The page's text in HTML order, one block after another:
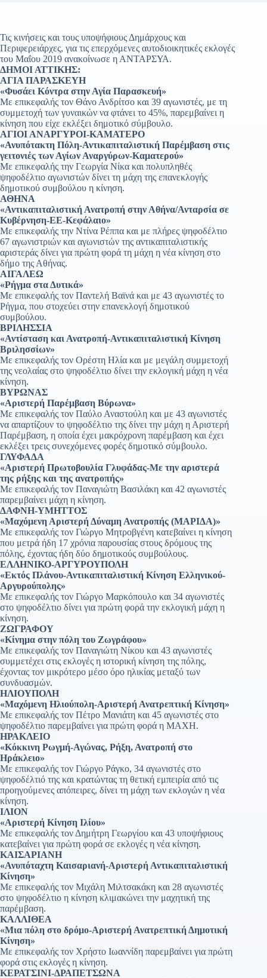
Τις κινήσεις και τους υποψήφιους Δημάρχους και
Περιφερειάρχες, για τις επερχόμενες αυτοδιοικητικές εκλογές
του Μαΐου 2019 ανακοίνωσε η ΑΝΤΑΡΣΥΑ.
ΔΗΜΟΙ ΑΤΤΙΚΗΣ:
ΑΓΙΑ ΠΑΡΑΣΚΕΥΗ
«Φυσάει Κόντρα στην Αγία Παρασκευή»
Με επικεφαλής τον Θάνο Ανδρίτσο και 39 αγωνιστές, με τη
συμμετοχή των γυναικών να φτάνει το 45%, παρεμβαίνει η
κίνηση που είχε εκλέξει δημοτικό σύμβουλο.
ΑΓΙΟΙ ΑΝΑΡΓΥΡΟΙ-ΚΑΜΑΤΕΡΟ
«Ανυπότακτη Πόλη-Αντικαπιταλιστική Παρέμβαση στις
γειτονιές των Αγίων Αναργύρων-Καματερού»
Με επικεφαλής την Γεωργία Νίκα και πολυπληθές
ψηφοδέλτιο αγωνιστών δίνει τη μάχη της επανεκλογής
δημοτικού συμβούλου η κίνηση.
ΑΘΗΝΑ
«Αντικαπιταλιστική Ανατροπή στην Αθήνα/Ανταρσία σε
Κυβέρνηση-ΕΕ-Κεφάλαιο»
Με επικεφαλής την Ντίνα Ρέππα και με πλήρες ψηφοδέλτιο
67 αγωνιστριών και αγωνιστών της αντικαπιταλιστικής
αριστεράς δίνει για πρώτη φορά τη μάχη η νέα κίνηση στο
δήμο της Αθήνας.
ΑΙΓΑΛΕΩ
«Ρήγμα στα Δυτικά»
Με επικεφαλής τον Παντελή Βαϊνά και με 43 αγωνιστές το
Ρήγμα, που στοχεύει στην επανεκλογή δημοτικού
συμβούλου.
ΒΡΙΛΗΣΣΙΑ
«Αντίσταση και Ανατροπή-Αντικαπιταλιστική Κίνηση
Βριλησσίων»
Με επικεφαλής τον Ορέστη Ηλία και με μεγάλη συμμετοχή
της νεολαίας στο ψηφοδέλτιο δίνει την εκλογική μάχη η νέα
κίνηση.
ΒΥΡΩΝΑΣ
«Αριστερή Παρέμβαση Βύρωνα»
Με επικεφαλής τον Παύλο Αναστούλη και με 43 αγωνιστές
να απαρτίζουν το ψηφοδέλτιο της δίνει την μάχη η Αριστερή
Παρέμβαση, η οποία έχει μακρόχρονη παρέμβαση και έχει
εκλέξει τρεις συνεχόμενες φορές δημοτικό σύμβουλο.
ΓΛΥΦΑΔΑ
«Αριστερή Πρωτοβουλία Γλυφάδας-Με την αριστερά
της ρήξης και της ανατροπής»
Με επικεφαλής τον Παναγιώτη Βασιλάκη και 42 αγωνιστές
παρεμβαίνει μάχη η κίνηση.
ΔΑΦΝΗ-ΥΜΗΤΤΟΣ
«Μαχόμενη Αριστερή Δύναμη Ανατροπής (ΜΑΡΙΔΑ)»
Με επικεφαλής τον Γιώργο Μητροβγένη κατεβαίνει η κίνηση
που μετρά ήδη 17 χρόνια παρουσίας στους δρόμους της
πόλης, έχοντας ήδη δύο δημοτικούς συμβούλους.
ΕΛΛΗΝΙΚΟ-ΑΡΓΥΡΟΥΠΟΛΗ
«Εκτός Πλάνου-Αντικαπιταλιστική Κίνηση Ελληνικού-
Αργυρούπολης»
Με επικεφαλής τον Γιώργο Μαρκόπουλο και 34 αγωνιστές
στο ψηφοδέλτιο δίνει για πρώτη φορά την εκλογική μάχη η
κίνηση.
ΖΩΓΡΑΦΟΥ
«Κίνημα στην πόλη του Ζωγράφου»
Με επικεφαλής τον Παναγιώτη Νίκου και 43 αγωνιστές
συμμετέχει στις εκλογές η ιστορική κίνηση της πόλης,
έχοντας τον μικρότερο μέσο όρο ηλικίας μεταξύ των
συνδυασμών.
ΗΛΙΟΥΠΟΛΗ
«Μαχόμενη Ηλιούπολη-Αριστερή Ανατρεπτική Κίνηση»
Με επικεφαλής τον Πέτρο Μανιάτη και 45 αγωνιστές στο
ψηφοδέλτιο παρεμβαίνει για πρώτη φορά η ΜΑΧΗ.
ΗΡΑΚΛΕΙΟ
«Κόκκινη Ρωγμή-Αγώνας, Ρήξη, Ανατροπή στο
Ηράκλειο»
Με επικεφαλής τον Γιώργο Ράγκο, 34 αγωνιστές στο
ψηφοδέλτιό της και κρατώντας τη θετική εμπειρία από τις
προηγούμενες απόπειρες, δίνει τη μάχη των εκλογών η νέα
κίνηση.
ΙΛΙΟΝ
«Αριστερή Κίνηση Ιλίου»
Με επικεφαλής τον Δημήτρη Γεωργίου και 43 υποψήφιους
κατεβαίνει για πρώτη φορά σε εκλογές η νέα κίνηση.
ΚΑΙΣΑΡΙΑΝΗ
«Ανυπόταχτη Καισαριανή-Αριστερή Αντικαπιταλιστική
Κίνηση»
Με επικεφαλής τον Μιχάλη Μιλτσακάκη και 28 αγωνιστές
στο ψηφοδέλτιο η κίνηση κλιμακώνει την μαχητική της
παρέμβαση.
ΚΑΛΛΙΘΕΑ
«Μια πόλη στο δρόμο-Αριστερή Ανατρεπτική Δημοτική
Κίνηση»
Με επικεφαλής τον Χρήστο Ιωαννίδη παρεμβαίνει για πρώτη
φορά στις εκλογές η κίνηση.
ΚΕΡΑΤΣΙΝΙ-ΔΡΑΠΕΤΣΩΝΑ